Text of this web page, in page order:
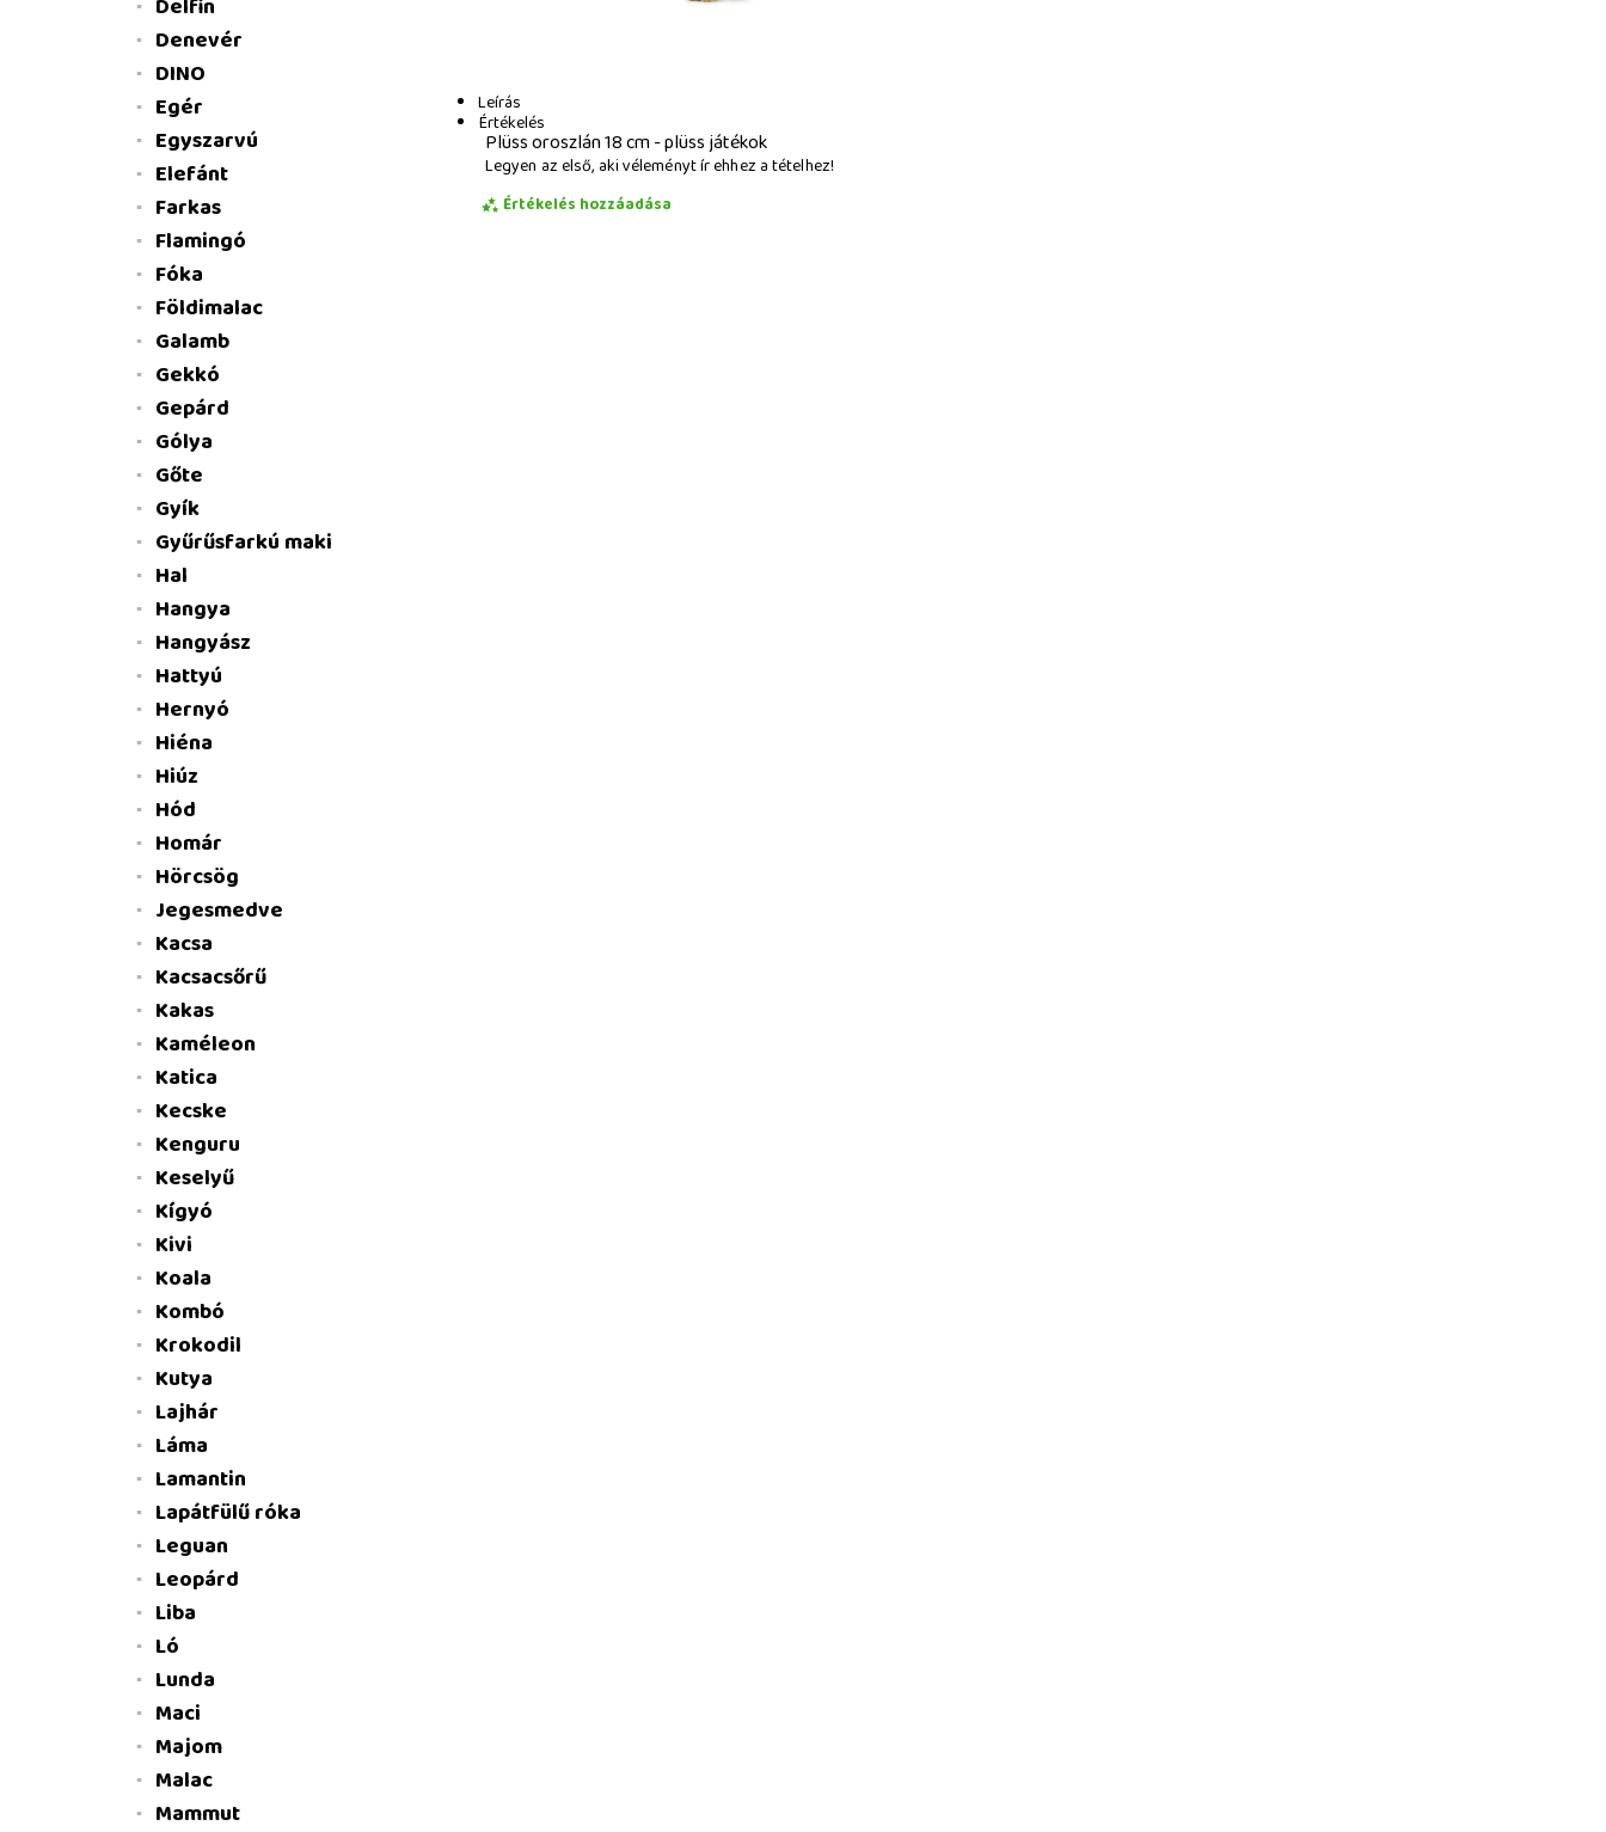
Leírás
Értékelés
Plüss oroszlán 18 cm - plüss játékok
Legyen az első, aki véleményt ír ehhez a tételhez!
Értékelés hozzáadása
Delfin
Denevér
DINO
Egér
Egyszarvú
Elefánt
Farkas
Flamingó
Fóka
Földimalac
Galamb
Gekkó
Gepárd
Gólya
Gőte
Gyík
Gyűrűsfarkú maki
Hal
Hangya
Hangyász
Hattyú
Hernyó
Hiéna
Hiúz
Hód
Homár
Hörcsög
Jegesmedve
Kacsa
Kacsacsőrű
Kakas
Kaméleon
Katica
Kecske
Kenguru
Keselyű
Kígyó
Kivi
Koala
Kombó
Krokodil
Kutya
Lajhár
Láma
Lamantin
Lapátfülű róka
Leguan
Leopárd
Liba
Ló
Lunda
Maci
Majom
Malac
Mammut